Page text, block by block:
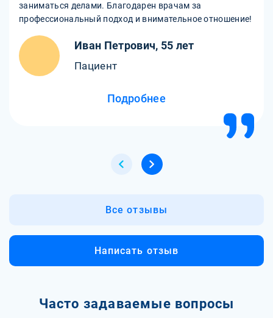
заниматься делами. Благодарен врачам за
профессиональный подход и внимательное отношение!
Иван Петрович, 55 лет
Пациент
Подробнее
Все отзывы
Написать отзыв
Часто задаваемые вопросы